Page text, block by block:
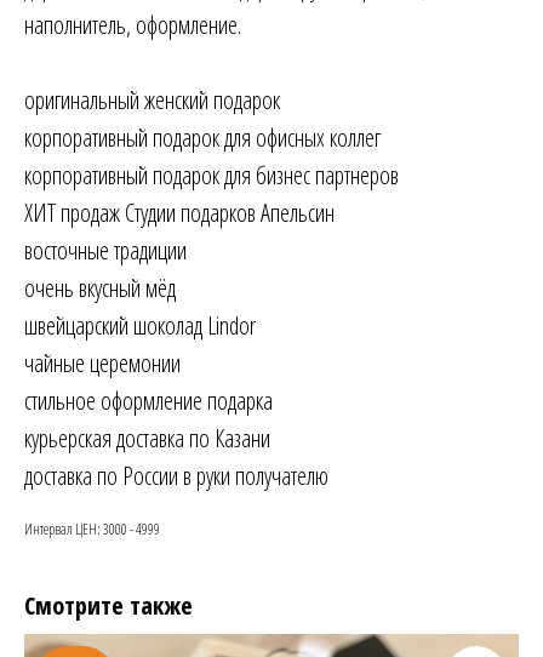
наполнитель, оформление.
оригинальный женский подарок
корпоративный подарок для офисных коллег
корпоративный подарок для бизнес партнеров
ХИТ продаж Студии подарков Апельсин
восточные традиции
очень вкусный мёд
швейцарский шоколад Lindor
чайные церемонии
стильное оформление подарка
курьерская доставка по Казани
доставка по России в руки получателю
Интервал ЦЕН: 3000 - 4999
Смотрите также